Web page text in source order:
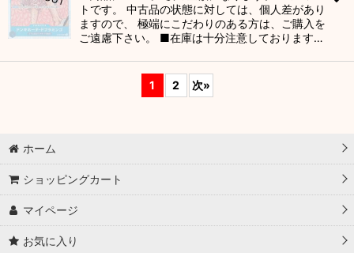
トです。 中古品の状態に対しては、個人差があり
ますので、 極端にこだわりのある方は、ご購入を
ご遠慮下さい。 ■在庫は十分注意しております…
1 2 次»
ホーム
ショッピングカート
マイページ
お気に入り